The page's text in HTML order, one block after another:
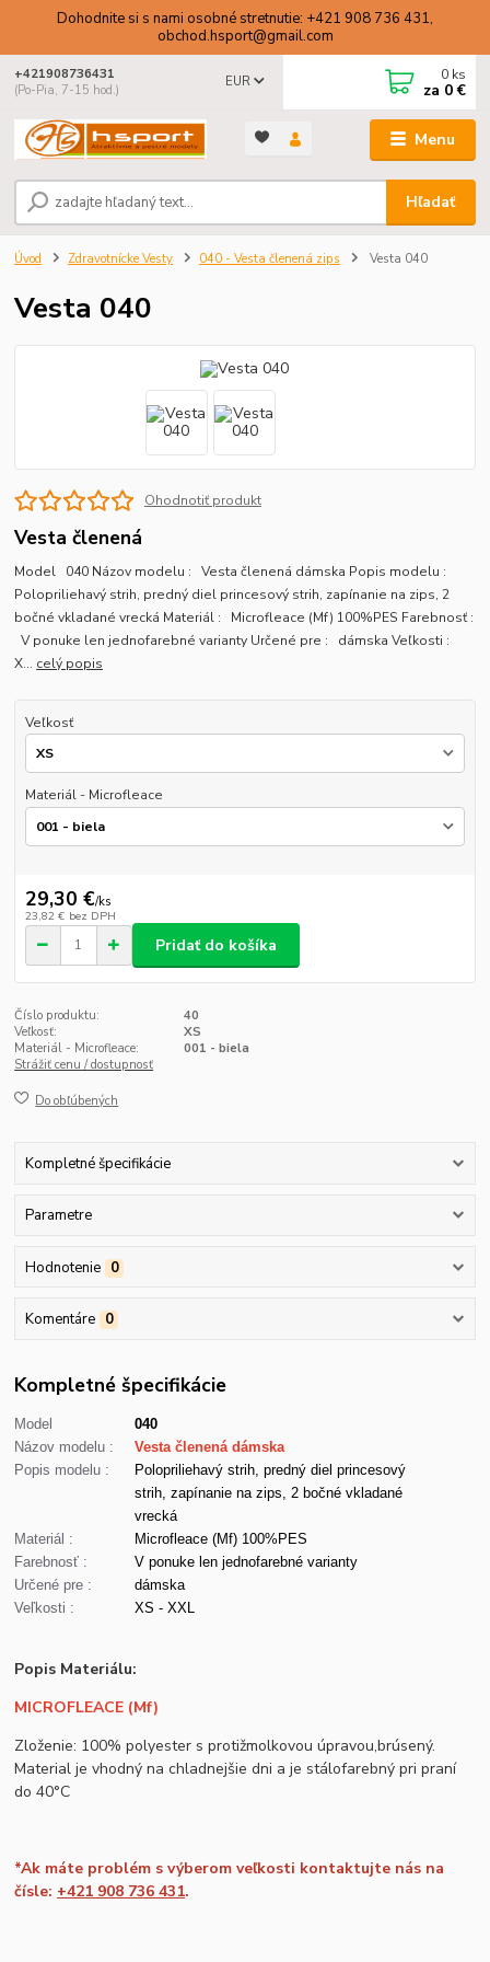
Dohodnite si s nami osobné stretnutie: +421 908 736 431,
obchod.hsport@gmail.com
Menu
EUR
Hľadať
+421908736431
(Po-Pia, 7-15 hod.)
0 ks
za 0 €
Úvod Zdravotnícke Vesty 040 - Vesta členená zips Vesta 040
Vesta 040
Ohodnotiť produkt
Vesta členená
Model 040 Názov modelu : Vesta členená dámska Popis modelu :
Polopriliehavý strih, predný diel princesový strih, zapínanie na zips, 2
bočné vkladané vrecká Materiál : Microfleace (Mf) 100%PES Farebnosť :
V ponuke len jednofarebné varianty Určené pre : dámska Veľkosti :
X... celý popis
Veľkosť
Materiál - Microfleace
29,30 €/ks
23,82 € bez DPH
Pridať do košíka
Číslo produktu:
40
Veľkosť:
XS
Materiál - Microfleace:
001 - biela
Strážiť cenu / dostupnosť
Do obľúbených
Kompletné špecifikácie
Parametre
Hodnotenie 0
Komentáre 0
Kompletné špecifikácie
Model
040
Názov modelu :
Vesta členená dámska
Popis modelu :
Polopriliehavý strih, predný diel princesový
strih, zapínanie na zips, 2 bočné vkladané
vrecká
Materiál :
Microfleace (Mf) 100%PES
Farebnosť :
V ponuke len jednofarebné varianty
Určené pre :
dámska
Veľkosti :
XS - XXL
Popis Materiálu:
MICROFLEACE (Mf)
Zloženie: 100% polyester s protižmolkovou úpravou,brúsený.
Material je vhodný na chladnejšie dni a je stálofarebný pri praní
do 40°C
*Ak máte problém s výberom veľkosti kontaktujte nás na
čísle: +421 908 736 431.